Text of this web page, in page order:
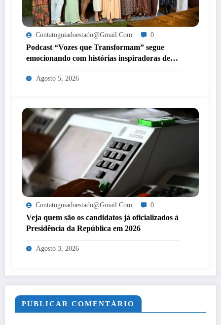
Contatoguiadoestado@gmail.com 0
Podcast “Vozes que Transformam” segue
emocionando com histórias inspiradoras de
mulheres de Itaperuna
Agosto 5, 2026
Contatoguiadoestado@gmail.com 0
Veja quem são os candidatos já oficializados à
Presidência da República em 2026
Agosto 3, 2026
PUBLICAR COMENTÁRIO